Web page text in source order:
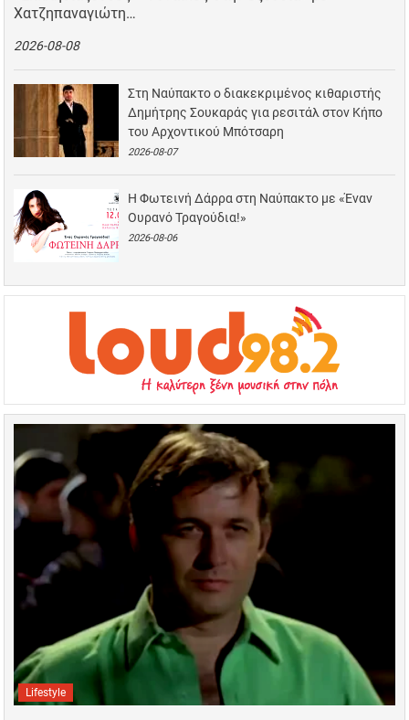
Χατζηπαναγιώτη…
2026-08-08
Στη Ναύπακτο ο διακεκριμένος κιθαριστής
Δημήτρης Σουκαράς για ρεσιτάλ στον Κήπο
του Αρχοντικού Μπότσαρη
2026-08-07
Η Φωτεινή Δάρρα στη Ναύπακτο με «Έναν
Ουρανό Τραγούδια!»
2026-08-06
Lifestyle